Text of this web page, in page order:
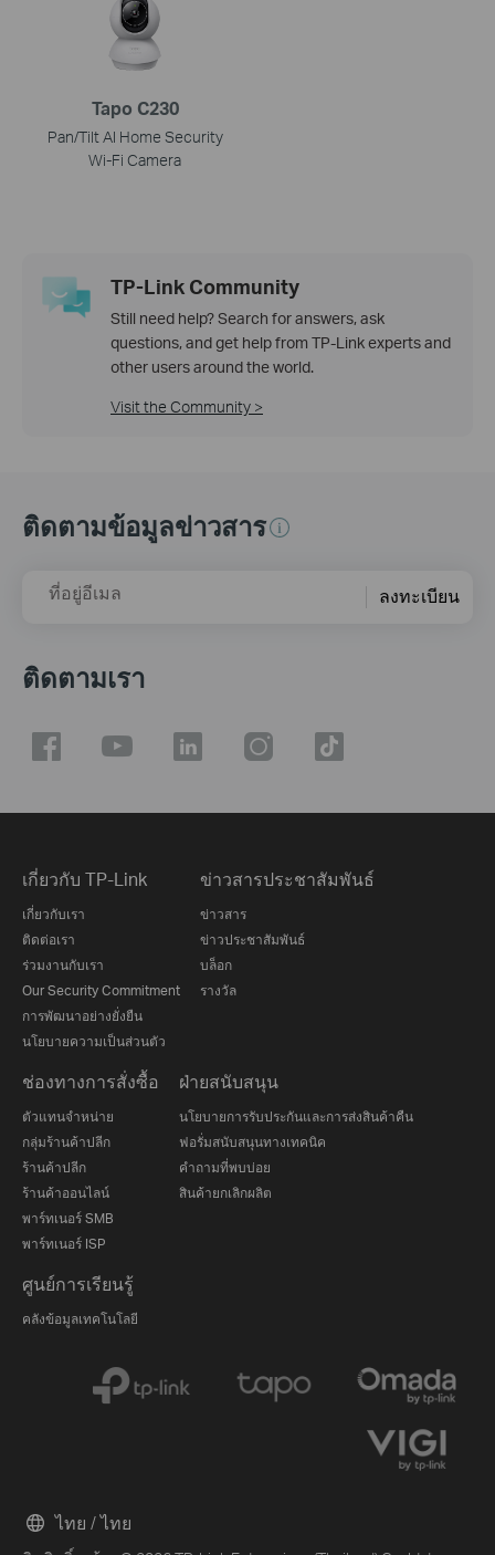
Tapo C230
Pan/Tilt AI Home Security
Wi-Fi Camera
TP-Link Community
Still need help? Search for answers, ask
questions, and get help from TP-Link experts and
other users around the world.
Visit the Community >
ติดตามข้อมูลข่าวสาร
ที่อยู่อีเมล ลงทะเบียน
ติดตามเรา
เกี่ยวกับ TP-Link
เกี่ยวกับเรา
ติดต่อเรา
ร่วมงานกับเรา
Our Security Commitment
การพัฒนาอย่างยั่งยืน
นโยบายความเป็นส่วนตัว
ข่าวสารประชาสัมพันธ์
ข่าวสาร
ข่าวประชาสัมพันธ์
บล็อก
รางวัล
ช่องทางการสั่งซื้อ
ตัวแทนจำหน่าย
กลุ่มร้านค้าปลีก
ร้านค้าปลีก
ร้านค้าออนไลน์
พาร์ทเนอร์ SMB
พาร์ทเนอร์ ISP
ฝ่ายสนับสนุน
นโยบายการรับประกันและการส่งสินค้าคืน
ฟอรั่มสนับสนุนทางเทคนิค
คำถามที่พบบ่อย
สินค้ายกเลิกผลิต
ศูนย์การเรียนรู้
คลังข้อมูลเทคโนโลยี
ไทย / ไทย